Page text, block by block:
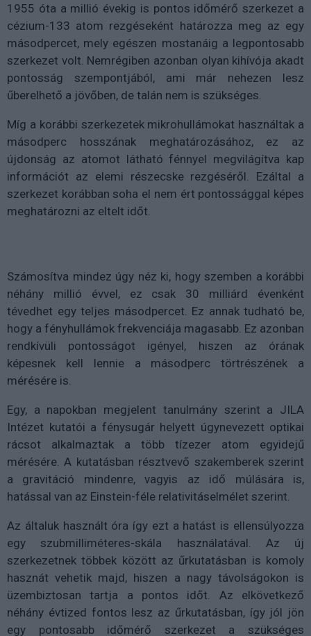
1955 óta a millió évekig is pontos időmérő szerkezet a
cézium-133 atom rezgéseként határozza meg az egy
másodpercet, mely egészen mostanáig a legpontosabb
szerkezet volt. Nemrégiben azonban olyan kihívója akadt
pontosság szempontjából, ami már nehezen lesz
űberelhető a jövőben, de talán nem is szükséges.
Míg a korábbi szerkezetek mikrohullámokat használtak a
másodperc hosszának meghatározásához, ez az
újdonság az atomot látható fénnyel megvilágítva kap
információt az elemi részecske rezgéséről. Ezáltal a
szerkezet korábban soha el nem ért pontossággal képes
meghatározni az eltelt időt.
Számosítva mindez úgy néz ki, hogy szemben a korábbi
néhány millió évvel, ez csak 30 milliárd évenként
tévedhet egy teljes másodpercet. Ez annak tudható be,
hogy a fényhullámok frekvenciája magasabb. Ez azonban
rendkívüli pontosságot igényel, hiszen az órának
képesnek kell lennie a másodperc törtrészének a
mérésére is.
Egy, a napokban megjelent tanulmány szerint a JILA
Intézet kutatói a fénysugár helyett úgynevezett optikai
rácsot alkalmaztak a több tízezer atom egyidejű
mérésére. A kutatásban résztvevő szakemberek szerint
a gravitáció mindenre, vagyis az idő múlására is,
hatással van az Einstein-féle relativitáselmélet szerint.
Az általuk használt óra így ezt a hatást is ellensúlyozza
egy szubmilliméteres-skála használatával. Az új
szerkezetnek többek között az űrkutatásban is komoly
hasznát vehetik majd, hiszen a nagy távolságokon is
üzembiztosan tartja a pontos időt. Az elkövetkező
néhány évtized fontos lesz az űrkutatásban, így jól jön
egy pontosabb időmérő szerkezet a szükséges